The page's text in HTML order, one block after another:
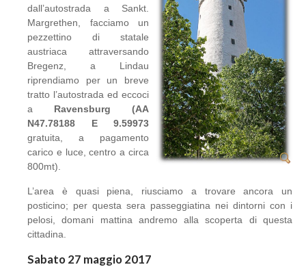
dall’autostrada a Sankt.
Margrethen, facciamo un
pezzettino di statale
austriaca attraversando
Bregenz, a Lindau
riprendiamo per un breve
tratto l’autostrada ed eccoci
a Ravensburg (AA
N47.78188 E 9.59973
gratuita, a pagamento
carico e luce, centro a circa
800mt).
L’area è quasi piena, riusciamo a trovare ancora un
posticino; per questa sera passeggiatina nei dintorni con i
pelosi, domani mattina andremo alla scoperta di questa
cittadina.
Sabato 27 maggio 2017